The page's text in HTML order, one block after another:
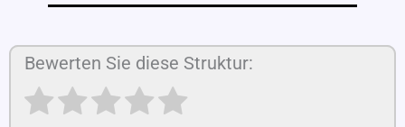
Bewerten Sie diese Struktur: